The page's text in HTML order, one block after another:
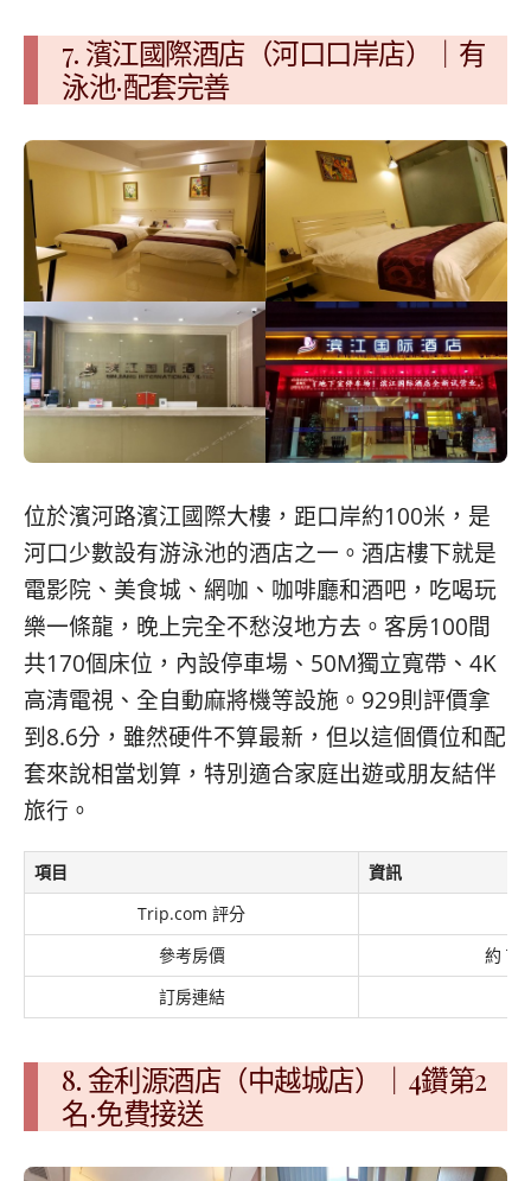
7. 濱江國際酒店（河口口岸店）｜有
泳池·配套完善
位於濱河路濱江國際大樓，距口岸約100米，是
河口少數設有游泳池的酒店之一。酒店樓下就是
電影院、美食城、網咖、咖啡廳和酒吧，吃喝玩
樂一條龍，晚上完全不愁沒地方去。客房100間
共170個床位，內設停車場、50M獨立寬帶、4K
高清電視、全自動麻將機等設施。929則評價拿
到8.6分，雖然硬件不算最新，但以這個價位和配
套來說相當划算，特別適合家庭出遊或朋友結伴
旅行。
項目
資訊
Trip.com 評分
參考房價
約
訂房連結
8. 金利源酒店（中越城店）｜4鑽第2
名·免費接送